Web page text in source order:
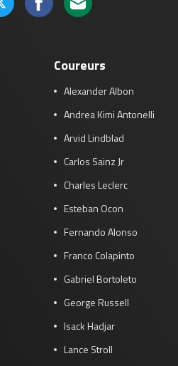
Coureurs
Alexander Albon
Andrea Kimi Antonelli
Arvid Lindblad
Carlos Sainz Jr
Charles Leclerc
Esteban Ocon
Fernando Alonso
Franco Colapinto
Gabriel Bortoleto
George Russell
Isack Hadjar
Lance Stroll